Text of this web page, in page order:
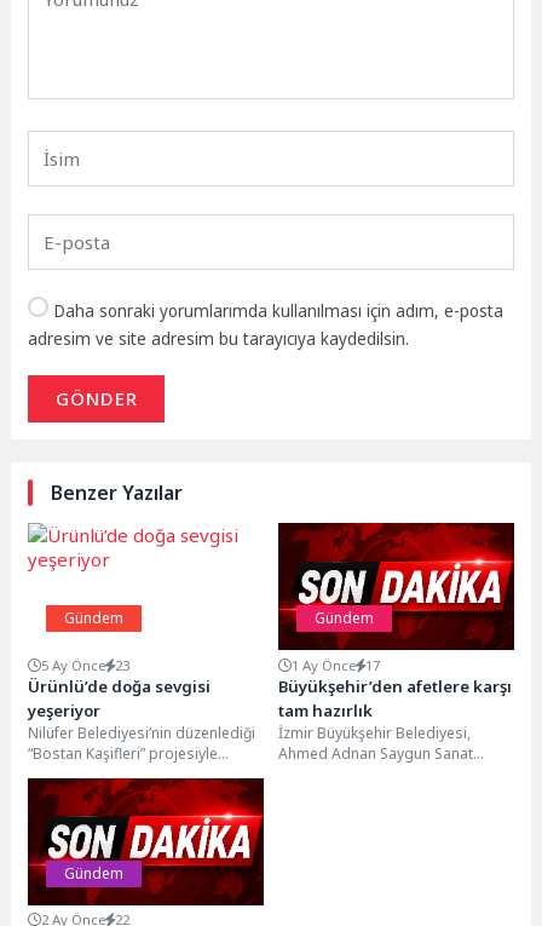
Daha sonraki yorumlarımda kullanılması için adım, e-posta
adresim ve site adresim bu tarayıcıya kaydedilsin.
GÖNDER
Benzer Yazılar
Gündem
5 Ay Önce 23
Ürünlü’de doğa sevgisi
yeşeriyor
Nilüfer Belediyesi’nin düzenlediği
“Bostan Kaşifleri” projesiyle
toprakla bağ kuran 15 öğrenci,
ata tohumlarından kompost
yapımına...
Gündem
1 Ay Önce 17
Büyükşehir’den afetlere karşı
tam hazırlık
İzmir Büyükşehir Belediyesi,
Ahmed Adnan Saygun Sanat
Gündem
2 Ay Önce 22